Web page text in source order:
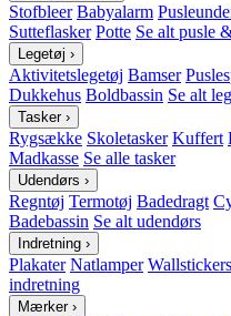
Stofbleer Babyalarm
Sutteflasker Potte Se alt pusle
Legetøj ›
Aktivitetslegetøj Bamser
Dukkehus Boldbassin Se alt
Tasker ›
Rygsække Skoletasker Kuffert
Madkasse Se alle tasker
Udendørs ›
Regntøj Termotøj Badedragt
Badebassin Se alt udendørs
Indretning ›
Plakater Natlamper Wallstickers
indretning
Mærker ›